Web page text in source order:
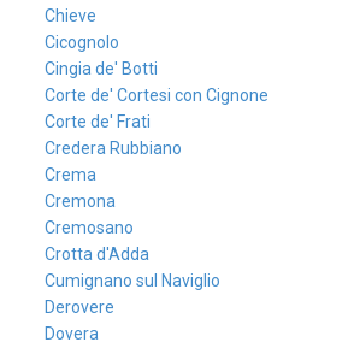
Chieve
Cicognolo
Cingia de' Botti
Corte de' Cortesi con Cignone
Corte de' Frati
Credera Rubbiano
Crema
Cremona
Cremosano
Crotta d'Adda
Cumignano sul Naviglio
Derovere
Dovera